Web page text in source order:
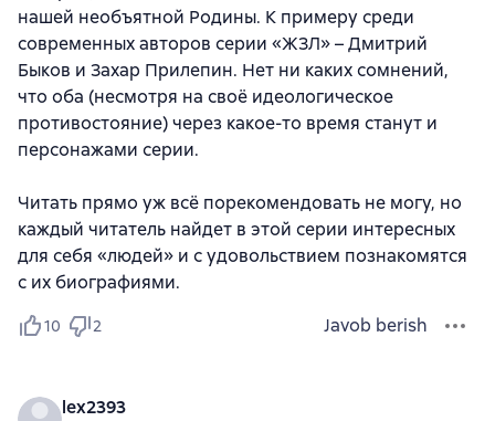
нашей необъятной Родины. К примеру среди
современных авторов серии «ЖЗЛ» – Дмитрий
Быков и Захар Прилепин. Нет ни каких сомнений,
что оба (несмотря на своё идеологическое
противостояние) через какое-то время станут и
персонажами серии.
Читать прямо уж всё порекомендовать не могу, но
каждый читатель найдет в этой серии интересных
для себя «людей» и с удовольствием познакомятся
с их биографиями.
10 2 Javob berish
lex2393